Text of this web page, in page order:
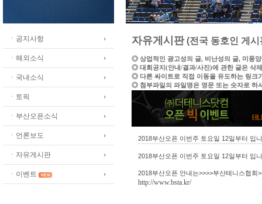
ㆍ공지사항
ㆍ해외소식
ㆍ국내소식
ㆍ토픽
ㆍ부산오픈소식
ㆍ언론보도
ㆍ자유게시판
ㆍ이벤트
자유게시판(전국 동호인 게시
◎ 상업적인 광고성의 글, 비난성의 글, 미풍
◎ 대회공지(안내/결과/사진)에 관한 글은 삭
◎ 다른 싸이트로 직접 이동을 유도하는 링크
◎ 첨부파일의 파일명은 영문 또는 숫자로 하
2018부산오픈 이번주 토요일 12일부터 입
2018부산오픈 이번주 토요일 12일부터 입
2018부산오픈 안내는>>>>부산테니스협회
http://www.bsta.kr/